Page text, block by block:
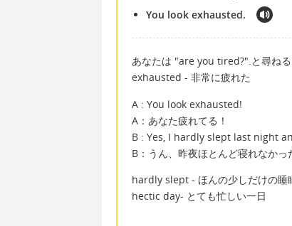
You look exhausted.
あなたは "are you tired?".と尋ねる
exhausted - 非常に疲れた
A : You look exhausted!
A：あなた疲れてる！
B : Yes, I hardly slept last night
B：うん、昨夜ほとんど寝れなかっ
hardly slept - ほんの少しだけの睡
hectic day- とても忙しい一日